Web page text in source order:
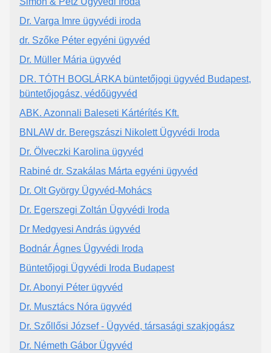
Dr. Varga Imre ügyvédi iroda
dr. Szőke Péter egyéni ügyvéd
Dr. Müller Mária ügyvéd
DR. TÓTH BOGLÁRKA büntetőjogi ügyvéd Budapest,
büntetőjogász, védőügyvéd
ABK. Azonnali Baleseti Kártérítés Kft.
BNLAW dr. Beregszászi Nikolett Ügyvédi Iroda
Dr. Ölveczki Karolina ügyvéd
Rabiné dr. Szakálas Márta egyéni ügyvéd
Dr. Olt György Ügyvéd-Mohács
Dr. Egerszegi Zoltán Ügyvédi Iroda
Dr Medgyesi András ügyvéd
Bodnár Ágnes Ügyvédi Iroda
Büntetőjogi Ügyvédi Iroda Budapest
Dr. Abonyi Péter ügyvéd
Dr. Musztács Nóra ügyvéd
Dr. Szőllősi József - Ügyvéd, társasági szakjogász
Dr. Németh Gábor Ügyvéd